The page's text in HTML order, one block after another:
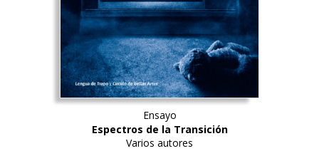
Ensayo
Espectros de la Transición
Varios autores